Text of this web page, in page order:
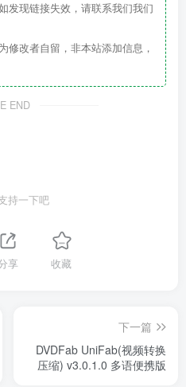
发现链接失效，请联系我们我们
修改者自留，非本站添加信息，
END
持一下吧
享 收藏
下一篇
DVDFab UniFab(视频转换
压缩) v3.0.1.0 多语便携版